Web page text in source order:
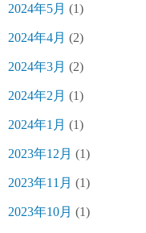
2024年5月 (1)
2024年4月 (2)
2024年3月 (2)
2024年2月 (1)
2024年1月 (1)
2023年12月 (1)
2023年11月 (1)
2023年10月 (1)